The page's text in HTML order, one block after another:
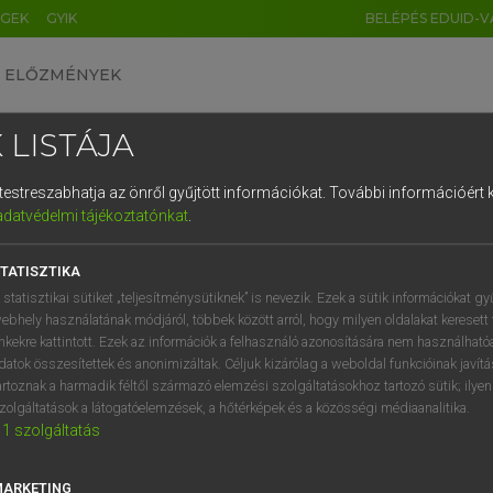
GYIK BELÉPÉS EDUID-
ELŐZMÉNYEK
szótár
VAN ELŐFIZETÉSED?
megtekintéséhez.
LISTÁJA
az önről gyűjtött információkat. További információért
tájékoztatónkat.
statisztikai sütiket „teljesítménysütiknek” is nevezik. Ezek a sütik információkat
használatának módjáról, többek között arról, hogy milyen oldalakat keresett
kattintott. Ezek az információk a felhasználó azonosítására nem
összesítettek és anonimizáltak. Céljuk kizárólag a weboldal funkcióinak
a harmadik féltől származó elemzési szolgáltatásokhoz tartozó sütik;
a látogatóelemzések, a hőtérképek és a közösségi médiaanalitika.
1 szolgáltatás
DE CN FR ES IT NL
1 2 3 4 5 6 7 8 9
q w e r t z u i
a s d f g h j k l é
í y x c v b n m , .